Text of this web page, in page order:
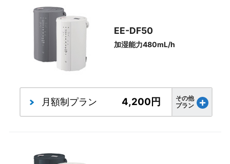
EE-DF50
加湿能力480mL/h
月額制 プラン 4,200円
その他
プラン